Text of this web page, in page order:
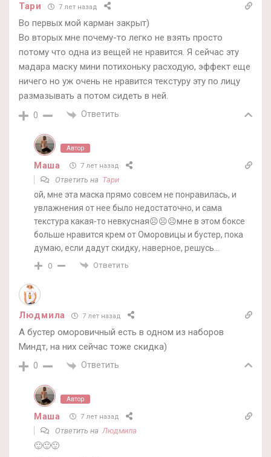
Тари 7 лет назад
Во первых мой карман закрыт)
Во вторых мне почему-то легко не взять просто
потому что одна из вещей не нравится. Я сейчас эту
мадара маску мини потихоньку расходую, эффект еще
ничего но уж очень не нравится текстуру эту по лицу
размазывать а потом сидеть в ней.
0 Ответить
Автор
Маша 7 лет назад
Ответить на Тари
ой, мне эта маска прямо совсем не понравилась, и
увлажнения от нее было недостаточно, и сама
текстура какая-то невкусная☹️☹️☹️мне в этом боксе
больше нравится крем от Оморовицы и бустер, пока
думаю, если дадут скидку, наверное, решусь…
0 Ответить
Людмила 7 лет назад
А бустер оморовичный есть в одном из наборов
Миндт, на них сейчас тоже скидка)
0 Ответить
Автор
Маша 7 лет назад
Ответить на Людмила
🙂🙂🙂